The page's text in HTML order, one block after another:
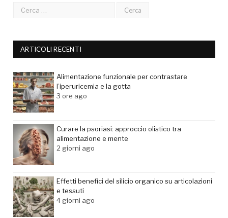
ARTICOLI RECENTI
Alimentazione funzionale per contrastare
l’iperuricemia e la gotta
3 ore ago
Curare la psoriasi: approccio olistico tra
alimentazione e mente
2 giorni ago
Effetti benefici del silicio organico su articolazioni
e tessuti
4 giorni ago